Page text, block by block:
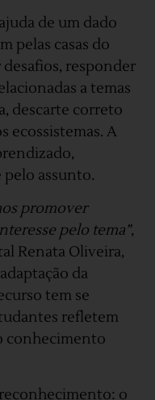
de um dado
pelas casas do
responder
a temas
descarte correto
ecossistemas. A
assunto.
promover
pelo tema”,
Renata Oliveira,
da
tem se
refletem
conhecimento
o